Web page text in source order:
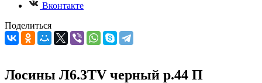
Вконтакте
Поделиться
Лосины Л6.3TV черный р.44 П